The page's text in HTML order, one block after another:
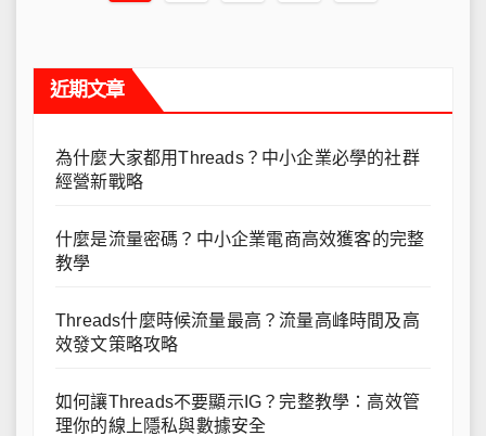
導
覽
近期文章
為什麼大家都用Threads？中小企業必學的社群
經營新戰略
什麼是流量密碼？中小企業電商高效獲客的完整
教學
Threads什麼時候流量最高？流量高峰時間及高
效發文策略攻略
如何讓Threads不要顯示IG？完整教學：高效管
理你的線上隱私與數據安全